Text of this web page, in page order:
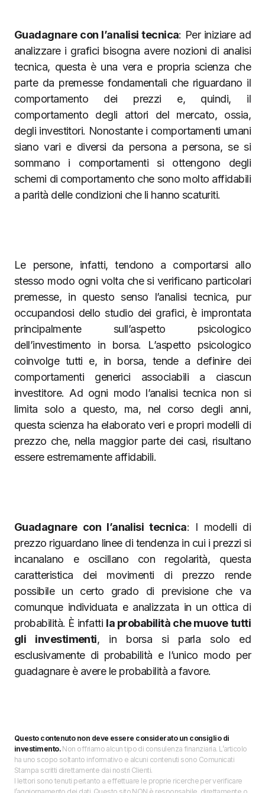
Guadagnare con l’analisi tecnica: Per iniziare ad
analizzare i grafici bisogna avere nozioni di analisi
tecnica, questa è una vera e propria scienza che
parte da premesse fondamentali che riguardano il
comportamento dei prezzi e, quindi, il
comportamento degli attori del mercato, ossia,
degli investitori. Nonostante i comportamenti umani
siano vari e diversi da persona a persona, se si
sommano i comportamenti si ottengono degli
schemi di comportamento che sono molto affidabili
a parità delle condizioni che li hanno scaturiti.
Le persone, infatti, tendono a comportarsi allo
stesso modo ogni volta che si verificano particolari
premesse, in questo senso l’analisi tecnica, pur
occupandosi dello studio dei grafici, è improntata
principalmente sull’aspetto psicologico
dell’investimento in borsa. L’aspetto psicologico
coinvolge tutti e, in borsa, tende a definire dei
comportamenti generici associabili a ciascun
investitore. Ad ogni modo l’analisi tecnica non si
limita solo a questo, ma, nel corso degli anni,
questa scienza ha elaborato veri e propri modelli di
prezzo che, nella maggior parte dei casi, risultano
essere estremamente affidabili.
Guadagnare con l’analisi tecnica: I modelli di
prezzo riguardano linee di tendenza in cui i prezzi si
incanalano e oscillano con regolarità, questa
caratteristica dei movimenti di prezzo rende
possibile un certo grado di previsione che va
comunque individuata e analizzata in un ottica di
probabilità. È infatti la probabilità che muove tutti
gli investimenti, in borsa si parla solo ed
esclusivamente di probabilità e l’unico modo per
guadagnare è avere le probabilità a favore.
Questo contenuto non deve essere considerato un consiglio di
investimento.Non offriamo alcun tipo di consulenza finanziaria. L’articolo
ha uno scopo soltanto informativo e alcuni contenuti sono Comunicati
Stampa scritti direttamente dai nostri Clienti.
I lettori sono tenuti pertanto a effettuare le proprie ricerche per verificare